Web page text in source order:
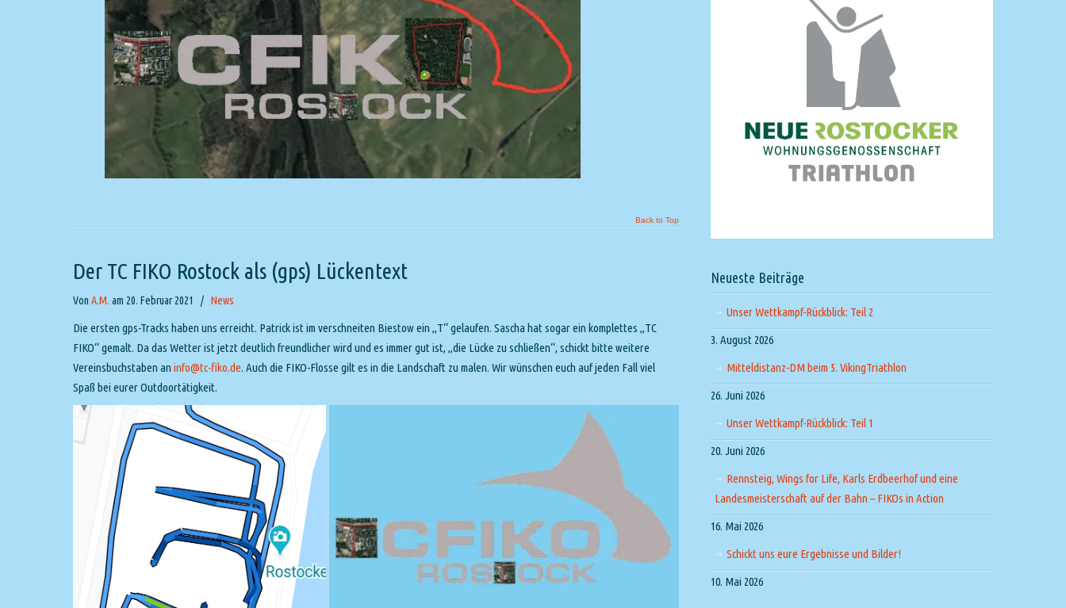
Back to Top
Der TC FIKO Rostock als (gps) Lückentext
Von A.M. am 20. Februar 2021 / News
Die ersten gps-Tracks haben uns erreicht. Patrick ist im verschneiten Biestow ein „T“ gelaufen. Sascha hat sogar ein komplettes „TC
FIKO“ gemalt. Da das Wetter ist jetzt deutlich freundlicher wird und es immer gut ist, „die Lücke zu schließen“, schickt bitte weitere
Vereinsbuchstaben an info@tc-fiko.de. Auch die FIKO-Flosse gilt es in die Landschaft zu malen. Wir wünschen euch auf jeden Fall viel
Spaß bei eurer Outdoortätigkeit.
Neueste Beiträge
Unser Wettkampf-Rückblick: Teil 2
3. August 2026
Mitteldistanz-DM beim 5. VikingTriathlon
26. Juni 2026
Unser Wettkampf-Rückblick: Teil 1
20. Juni 2026
Rennsteig, Wings for Life, Karls Erdbeerhof und eine
Landesmeisterschaft auf der Bahn – FIKOs in Action
16. Mai 2026
Schickt uns eure Ergebnisse und Bilder!
10. Mai 2026